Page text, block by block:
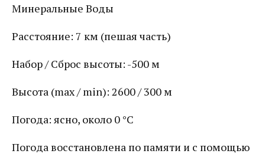
Минеральные Воды
Расстояние: 7 км (пешая часть)
Набор / Сброс высоты: -500 м
Высота (max / min): 2600 / 300 м
Погода: ясно, около 0 °С
Погода восстановлена по памяти и с помощью